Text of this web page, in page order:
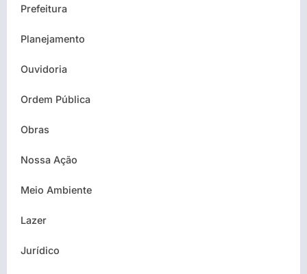
Prefeitura
Planejamento
Ouvidoria
Ordem Pública
Obras
Nossa Ação
Meio Ambiente
Lazer
Jurídico